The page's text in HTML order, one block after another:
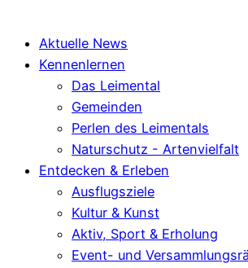
Aktuelle News
Kennenlernen
Das Leimental
Gemeinden
Perlen des Leimentals
Naturschutz - Artenvielfalt
Entdecken & Erleben
Ausflugsziele
Kultur & Kunst
Aktiv, Sport & Erholung
Event- und